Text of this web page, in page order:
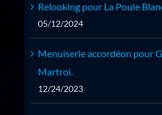
Relooking pour La Poule
05/12/2024
Menuiserie accordéon pour
Martroi.
12/24/2023